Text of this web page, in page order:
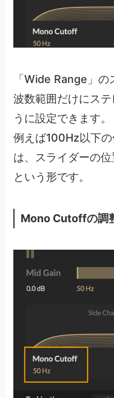
「Wide Range」
波数範囲だけにス
うに設定できます。
例えば100Hz以下
は、スライダーの
という形です。
Mono Cutoffの調